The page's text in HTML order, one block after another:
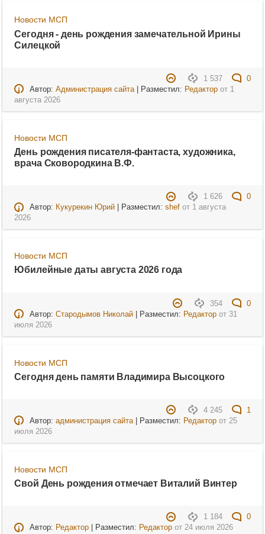
Новости МСП
Сегодня - день рождения замечательной Ирины
Силецкой
1 537
0
Автор: Администрация сайта| Разместил: Редакторот 1
августа 2026
Новости МСП
День рождения писателя-фантаста, художника,
врача Сковородкина В.Ф.
1 626
0
Автор: Кукурекин Юрий| Разместил: shefот 1 августа
2026
Новости МСП
Юбилейные даты августа 2026 года
354
0
Автор: Стародымов Николай| Разместил: Редакторот 31
июля 2026
Новости МСП
Сегодня день памяти Владимира Высоцкого
4 245
1
Автор: администрация сайта| Разместил: Редакторот 25
июля 2026
Новости МСП
Свой День рождения отмечает Виталий Винтер
1 184
0
Автор: Редактор| Разместил: Редакторот 24 июля 2026